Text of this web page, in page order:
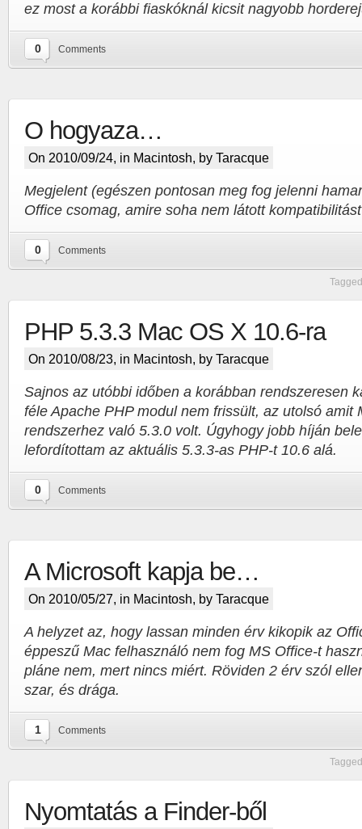
ez most a korábbi fiaskóknál kicsit nagyobb
0 Comments
O hogyaza…
On 2010/09/24, in Macintosh, by Taracque
Megjelent (egészen pontosan meg fog jelenni
Office csomag, amire soha nem látott
0 Comments
PHP 5.3.3 Mac OS X 10.6-ra
On 2010/08/23, in Macintosh, by Taracque
Sajnos az utóbbi időben a korábban rendszeresen
féle Apache PHP modul nem frissült, az utolsó amit
rendszerhez való 5.3.0 volt. Úgyhogy jobb híján
lefordítottam az aktuális 5.3.3-as PHP-t 10.6 alá.
0 Comments
A Microsoft kapja be…
On 2010/05/27, in Macintosh, by Taracque
A helyzet az, hogy lassan minden érv kikopik az
éppeszű Mac felhasználó nem fog MS Office-t
pláne nem, mert nincs miért. Röviden 2 érv szól
szar, és drága.
1 Comments
Nyomtatás a Finder-ből